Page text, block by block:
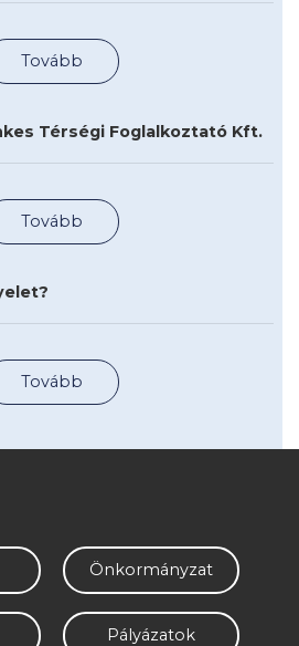
Tovább
Térségi Foglalkoztató Kft.
Tovább
Tovább
Önkormányzat
Pályázatok